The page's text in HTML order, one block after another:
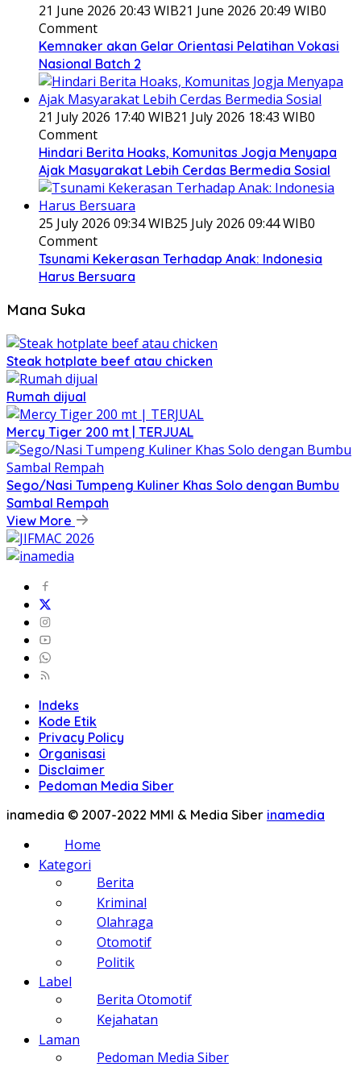
21 June 2026 20:43 WIB21 June 2026 20:49 WIB0
Comment
Kemnaker akan Gelar Orientasi Pelatihan Vokasi
Nasional Batch 2
21 July 2026 17:40 WIB21 July 2026 18:43 WIB0
Comment
Hindari Berita Hoaks, Komunitas Jogja Menyapa
Ajak Masyarakat Lebih Cerdas Bermedia Sosial
25 July 2026 09:34 WIB25 July 2026 09:44 WIB0
Comment
Tsunami Kekerasan Terhadap Anak: Indonesia
Harus Bersuara
Mana Suka
Steak hotplate beef atau chicken
Rumah dijual
Mercy Tiger 200 mt | TERJUAL
Sego/Nasi Tumpeng Kuliner Khas Solo dengan Bumbu
Sambal Rempah
View More
Indeks
Kode Etik
Privacy Policy
Organisasi
Disclaimer
Pedoman Media Siber
inamedia © 2007-2022 MMI & Media Siber inamedia
Home
Kategori
Berita
Kriminal
Olahraga
Otomotif
Politik
Label
Berita Otomotif
Kejahatan
Laman
Pedoman Media Siber